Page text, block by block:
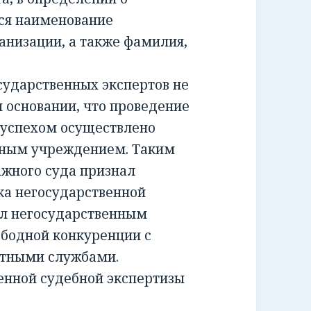
наименование
а также фамилия,
экспертов не
что проведение
осуществлено
учреждением. Таким
суда признал
негосударственной
негосударственным
конкуренции с
службами.
судебной экспертизы